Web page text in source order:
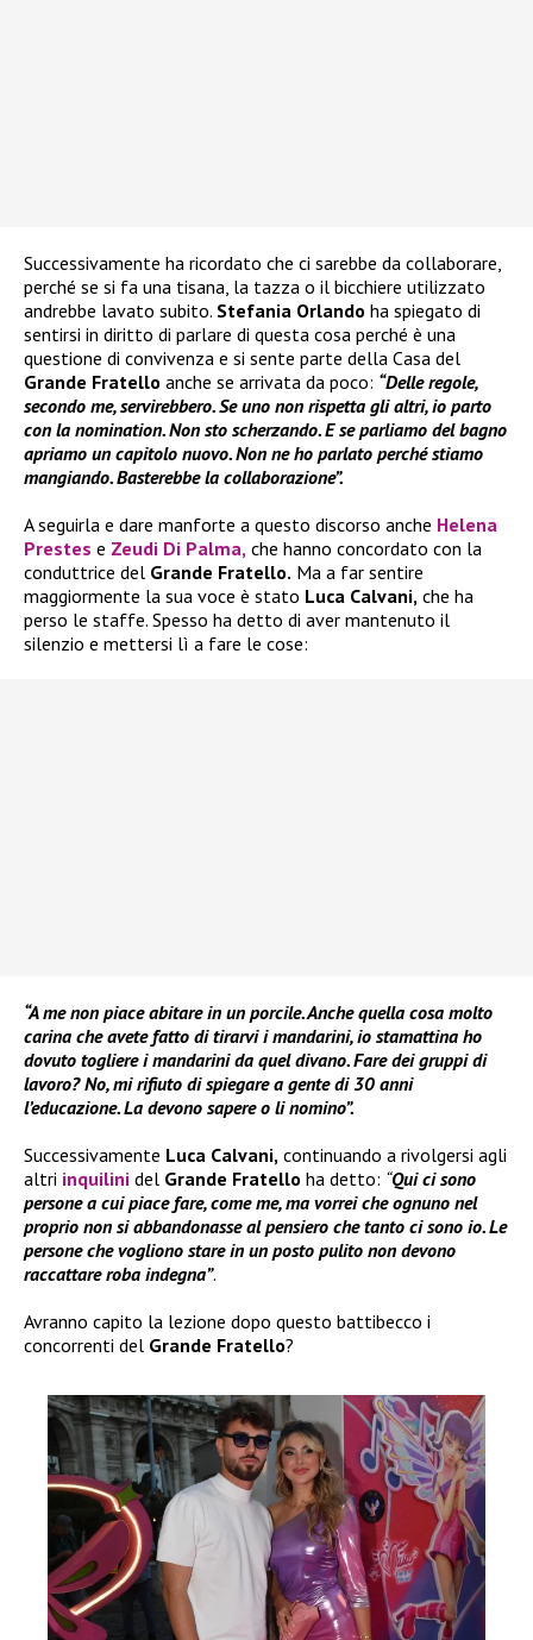
Successivamente ha ricordato che ci sarebbe da collaborare,
perché se si fa una tisana, la tazza o il bicchiere utilizzato
andrebbe lavato subito. Stefania Orlando ha spiegato di
sentirsi in diritto di parlare di questa cosa perché è una
questione di convivenza e si sente parte della Casa del
Grande Fratello anche se arrivata da poco: “Delle regole,
secondo me, servirebbero. Se uno non rispetta gli altri, io parto
con la nomination. Non sto scherzando. E se parliamo del bagno
apriamo un capitolo nuovo. Non ne ho parlato perché stiamo
mangiando. Basterebbe la collaborazione”.
A seguirla e dare manforte a questo discorso anche Helena
Prestes e Zeudi Di Palma, che hanno concordato con la
conduttrice del Grande Fratello. Ma a far sentire
maggiormente la sua voce è stato Luca Calvani, che ha
perso le staffe. Spesso ha detto di aver mantenuto il
silenzio e mettersi lì a fare le cose:
“A me non piace abitare in un porcile. Anche quella cosa molto
carina che avete fatto di tirarvi i mandarini, io stamattina ho
dovuto togliere i mandarini da quel divano. Fare dei gruppi di
lavoro? No, mi rifiuto di spiegare a gente di 30 anni
l’educazione. La devono sapere o li nomino”.
Successivamente Luca Calvani, continuando a rivolgersi agli
altri inquilini del Grande Fratello ha detto: “Qui ci sono
persone a cui piace fare, come me, ma vorrei che ognuno nel
proprio non si abbandonasse al pensiero che tanto ci sono io. Le
persone che vogliono stare in un posto pulito non devono
raccattare roba indegna”.
Avranno capito la lezione dopo questo battibecco i
concorrenti del Grande Fratello?